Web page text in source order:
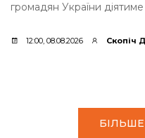
громадян України
12:00, 08.08.2026 Скопіч